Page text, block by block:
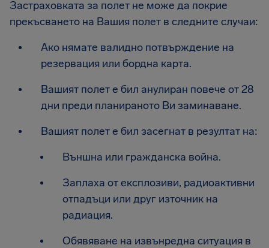
Застраховката за полет не може да покрие
прекъсването на Вашия полет в следните случаи:
Ако нямате валидно потвърждение на
резервация или бордна карта.
Вашият полет е бил анулиран повече от 28
дни преди планираното Ви заминаване.
Вашият полет е бил засегнат в резултат на:
Външна или гражданска война.
Заплаха от експлозиви, радиоактивни
отпадъци или друг източник на
радиация.
Обявяване на извънредна ситуация в